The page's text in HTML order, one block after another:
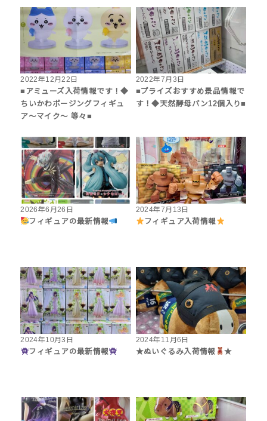
2022年12月22日
■アミューズ入荷情報です！◆
ちいかわポージングフィギュ
ア～マイク～ 等々■
2022年7月3日
■プライズおすすめ景品情報で
す！◆天然酵母パン12個入り■
2026年6月26日
フィギュアの最新情報
2024年7月13日
フィギュア入荷情報
2024年10月3日
フィギュアの最新情報
2024年11月6日
★ぬいぐるみ入荷情報
★